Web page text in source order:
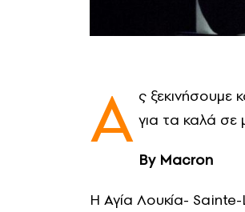
A ς
για τα καλά σε
Βy Macron
Η Αγία Λουκία- Sainte-